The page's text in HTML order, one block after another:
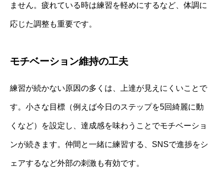
ません。疲れている時は練習を軽めにするなど、体調に
応じた調整も重要です。
モチベーション維持の工夫
練習が続かない原因の多くは、上達が見えにくいことで
す。小さな目標（例えば今日のステップを5回綺麗に動
くなど）を設定し、達成感を味わうことでモチベーショ
ンが続きます。仲間と一緒に練習する、SNSで進捗をシ
ェアするなど外部の刺激も有効です。